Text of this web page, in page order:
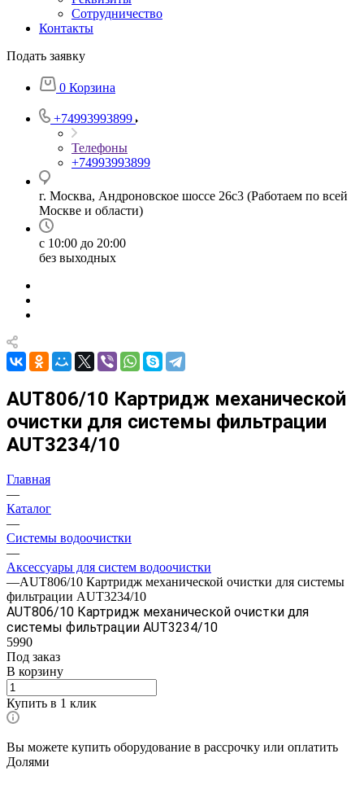
Сотрудничество
Контакты
Подать заявку
0 Корзина
+74993993899
Телефоны
+74993993899
г. Москва, Андроновское шоссе 26с3 (Работаем по всей
Москве и области)
с 10:00 до 20:00
без выходных
AUT806/10 Картридж механической
очистки для системы фильтрации
AUT3234/10
Главная
—
Каталог
—
Системы водоочистки
—
Аксессуары для систем водоочистки
—AUT806/10 Картридж механической очистки для системы
фильтрации AUT3234/10
AUT806/10 Картридж механической очистки для
системы фильтрации AUT3234/10
5990
Под заказ
В корзину
Купить в 1 клик
Вы можете купить оборудование в рассрочку или оплатить
Долями